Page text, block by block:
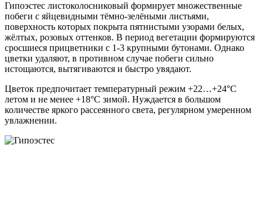
Гипоэстес листоколосниковый формирует множественные
побеги с яйцевидными тёмно-зелёными листьями,
поверхность которых покрыта пятнистыми узорами белых,
жёлтых, розовых оттенков. В период вегетации формируются
сросшиеся прицветники с 1-3 крупными бутонами. Однако
цветки удаляют, в противном случае побеги сильно
истощаются, вытягиваются и быстро увядают.
Цветок предпочитает температурный режим +22…+24°C
летом и не менее +18°C зимой. Нуждается в большом
количестве яркого рассеянного света, регулярном умеренном
увлажнении.